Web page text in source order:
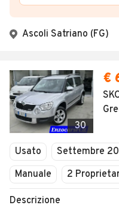
Ascoli Satriano (FG)
30
€
Usato Settembre
Manuale
2
Descrizione